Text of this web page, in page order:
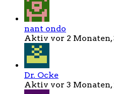
nant ondo
Aktiv vor 2 Monaten,
Dr. Ocke
Aktiv vor 3 Monaten,